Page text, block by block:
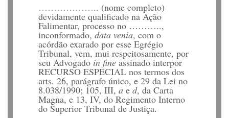
……………….. (nome completo)
devidamente qualificado na Ação
Falimentar, processo no ………..,
inconformado, data venia, com o
acórdão exarado por esse Egrégio
Tribunal, vem, mui respeitosamente, por
seu Advogadoin fine assinado interpor
RECURSO ESPECIAL nos termos dos
arts. 26, parágrafo único, e 29 da Lei no
8.038/1990; 105, III, a e d, da Carta
Magna, e 13, IV, do Regimento Interno
do Superior Tribunal de Justiça.